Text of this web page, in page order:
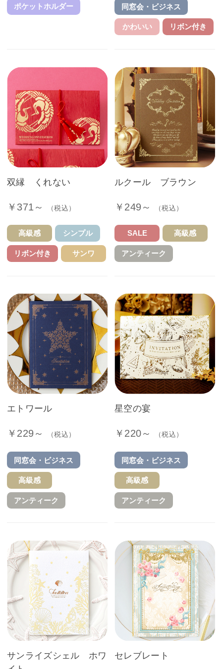
ポケットホルダー 同窓会・ビジネス
かわいい リボン付き
双縁 くれない
￥371～ （税込）
高級感 シンプル
リボン付き サンワ
ルクール ブラウン
￥249～ （税込）
SALE 高級感
アンティーク
エトワール
￥229～ （税込）
同窓会・ビジネス
高級感
アンティーク
星空の宴
￥220～ （税込）
同窓会・ビジネス
高級感
アンティーク
サンライズシェル ホワ
セレブレート